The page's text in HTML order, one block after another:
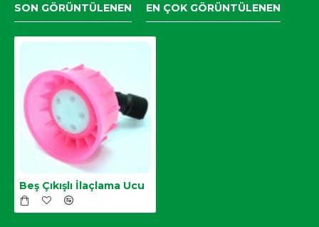
SON GÖRÜNTÜLENEN EN ÇOK GÖRÜNTÜLENEN
Beş Çıkışlı İlaçlama Ucu